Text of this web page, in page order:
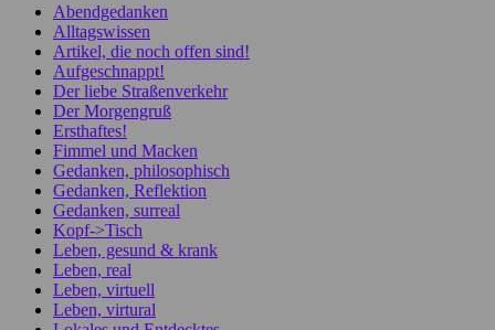
Abendgedanken
Alltagswissen
Artikel, die noch offen sind!
Aufgeschnappt!
Der liebe Straßenverkehr
Der Morgengruß
Ersthaftes!
Fimmel und Macken
Gedanken, philosophisch
Gedanken, Reflektion
Gedanken, surreal
Kopf->Tisch
Leben, gesund & krank
Leben, real
Leben, virtuell
Leben, virtural